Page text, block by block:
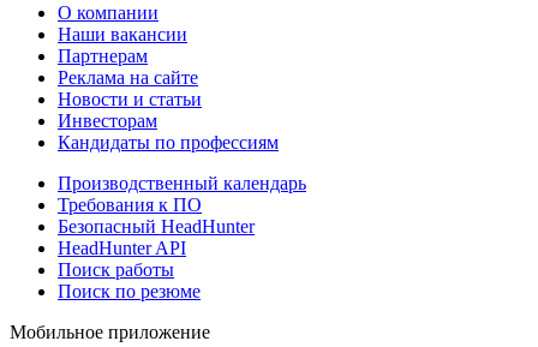
О компании
Наши вакансии
Партнерам
Реклама на сайте
Новости и статьи
Инвесторам
Кандидаты по профессиям
Производственный календарь
Требования к ПО
Безопасный HeadHunter
HeadHunter API
Поиск работы
Поиск по резюме
Мобильное приложение